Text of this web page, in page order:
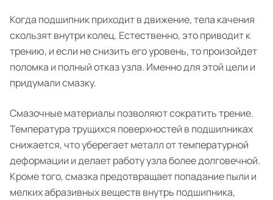
Когда подшипник приходит в движение, тела качения
скользят внутри колец. Естественно, это приводит к
трению, и если не снизить его уровень, то произойдет
поломка и полный отказ узла. Именно для этой цели и
придумали смазку.
Смазочные материалы позволяют сократить трение.
Температура трущихся поверхностей в подшипниках
снижается, что уберегает металл от температурной
деформации и делает работу узла более долговечной.
Кроме того, смазка предотвращает попадание пыли и
мелких абразивных веществ внутрь подшипника,